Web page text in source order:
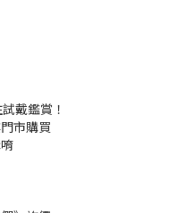
戴鑑賞！
市購買